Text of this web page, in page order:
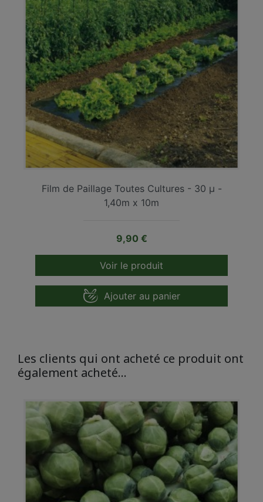
Film de Paillage Toutes Cultures - 30 µ -
1,40m x 10m
Prix
9,90 €
Voir le produit
Ajouter au panier
Les clients qui ont acheté ce produit ont
également acheté...